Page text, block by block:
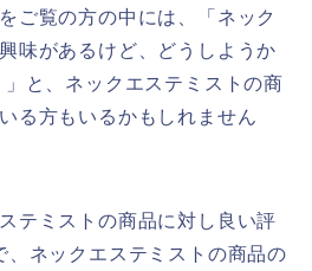
ご覧の方の中には、「ネック
味があるけど、どうしようか
」と、ネックエステミストの商
る方もいるかもしれません
テミストの商品に対し良い評
、ネックエステミストの商品の